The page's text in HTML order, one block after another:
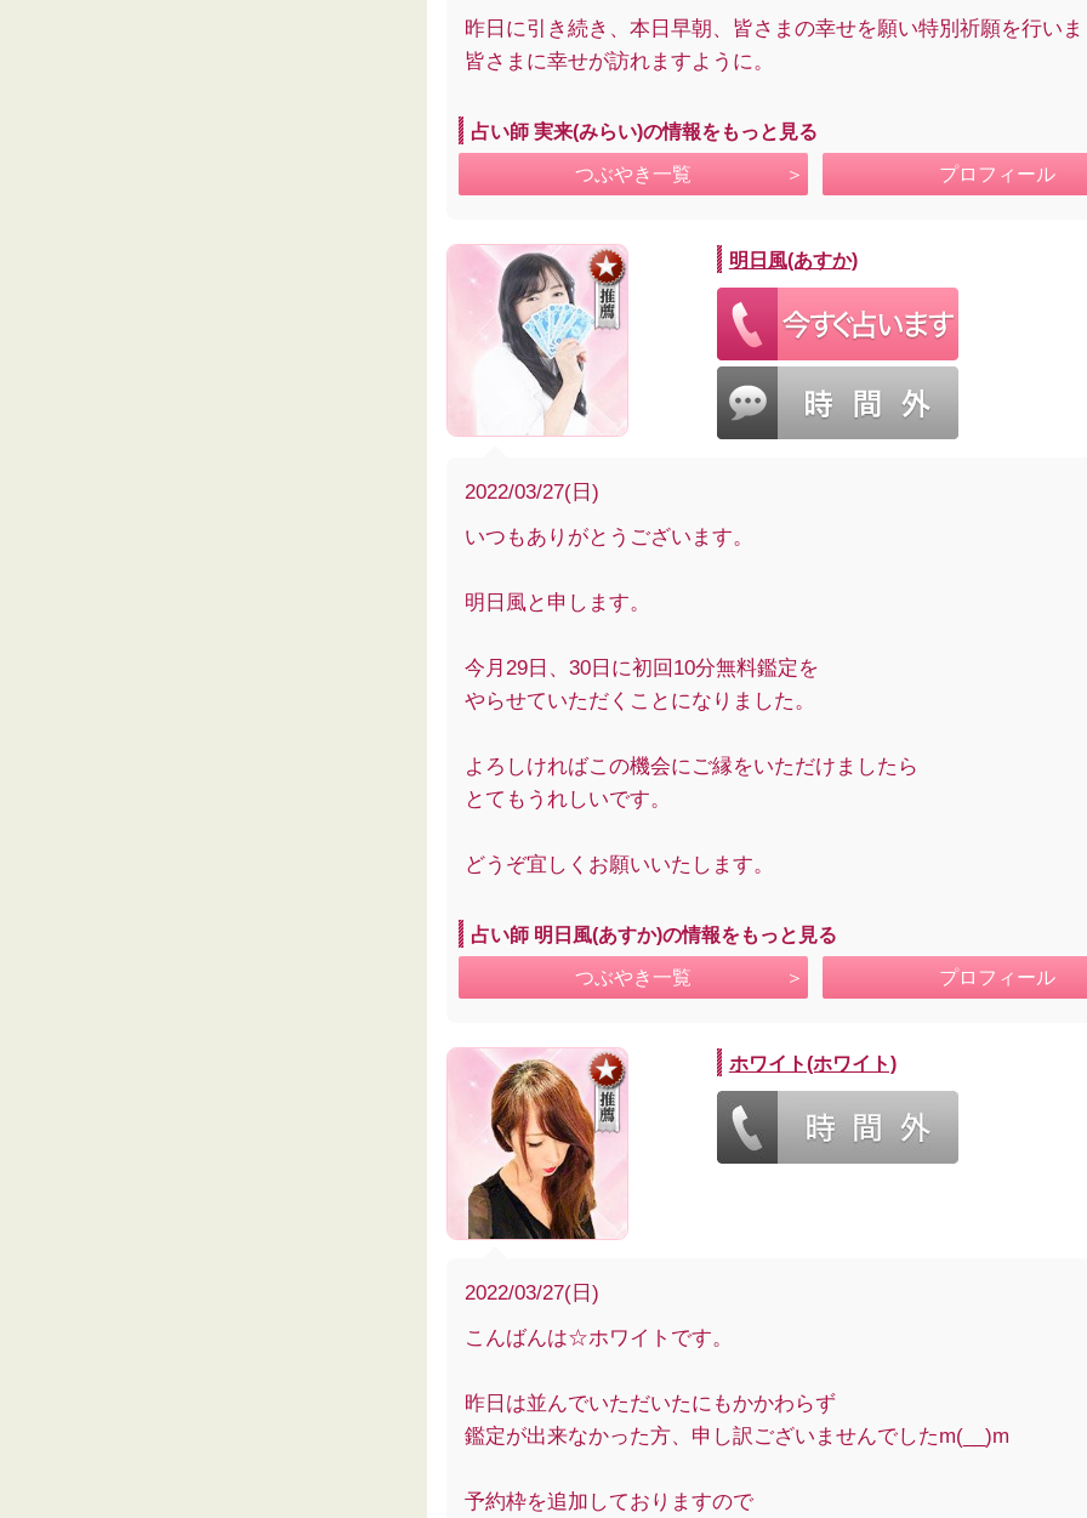
昨日に引き続き、本日早朝、皆さまの幸せを願い特別祈願を行い
皆さまに幸せが訪れますように。
占い師 実来(みらい)の情報をもっと見る
つぶやき一覧 プロフィール
明日風(あすか)
2022/03/27(日)
いつもありがとうございます。
明日風と申します。
今月29日、30日に初回10分無料鑑定を
やらせていただくことになりました。
よろしければこの機会にご縁をいただけましたら
とてもうれしいです。
どうぞ宜しくお願いいたします。
占い師 明日風(あすか)の情報をもっと見る
つぶやき一覧 プロフィール
ホワイト(ホワイト)
2022/03/27(日)
こんばんは☆ホワイトです。
昨日は並んでいただいたにもかかわらず
鑑定が出来なかった方、申し訳ございませんでしたm(__)m
予約枠を追加しておりますので